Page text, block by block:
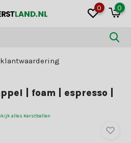
0 0
klantwaardering
| foam | espresso |
alles Kerstballen